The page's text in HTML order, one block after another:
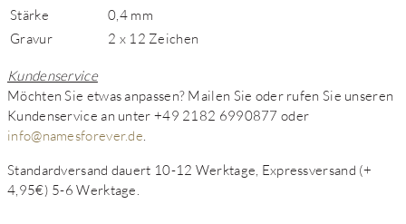
Stärke
0,4 mm
Gravur
2 x 12 Zeichen
Kundenservice
Möchten Sie etwas anpassen? Mailen Sie oder rufen Sie unseren
Kundenservice an unter +49 2182 6990877 oder
info@namesforever.de
Standardversand dauert 10-12 Werktage, Expressversand (+
4,95€) 5-6 Werktage.